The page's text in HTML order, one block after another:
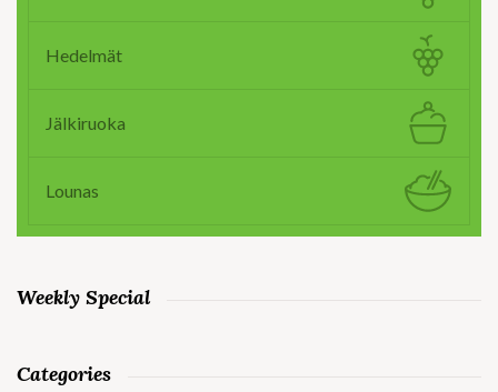
Hedelmät
Jälkiruoka
Lounas
Weekly Special
Categories